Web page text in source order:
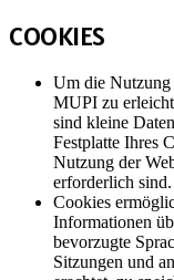
COOKIES
Um die Nutzung
MUPI zu
sind kleine
Festplatte Ihres
Nutzung der
erforderlich sind.
Cookies
Informationen
bevorzugte
Sitzungen und